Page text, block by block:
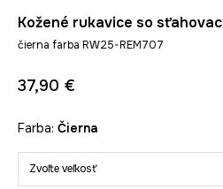
Kožené rukavice so
čierna farba RW25-REM707
37,90 €
Farba: čierna
Zvoľte veľkosť